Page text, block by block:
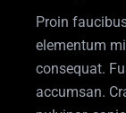
Proin
elementum
consequat.
accumsan.